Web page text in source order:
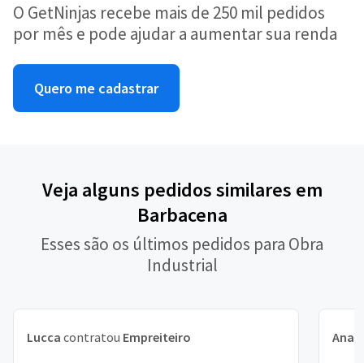
O GetNinjas recebe mais de 250 mil pedidos
por mês e pode ajudar a aumentar sua renda
Quero me cadastrar
Veja alguns pedidos similares em
Barbacena
Esses são os últimos pedidos para Obra
Industrial
Lucca contratou Empreiteiro Ana